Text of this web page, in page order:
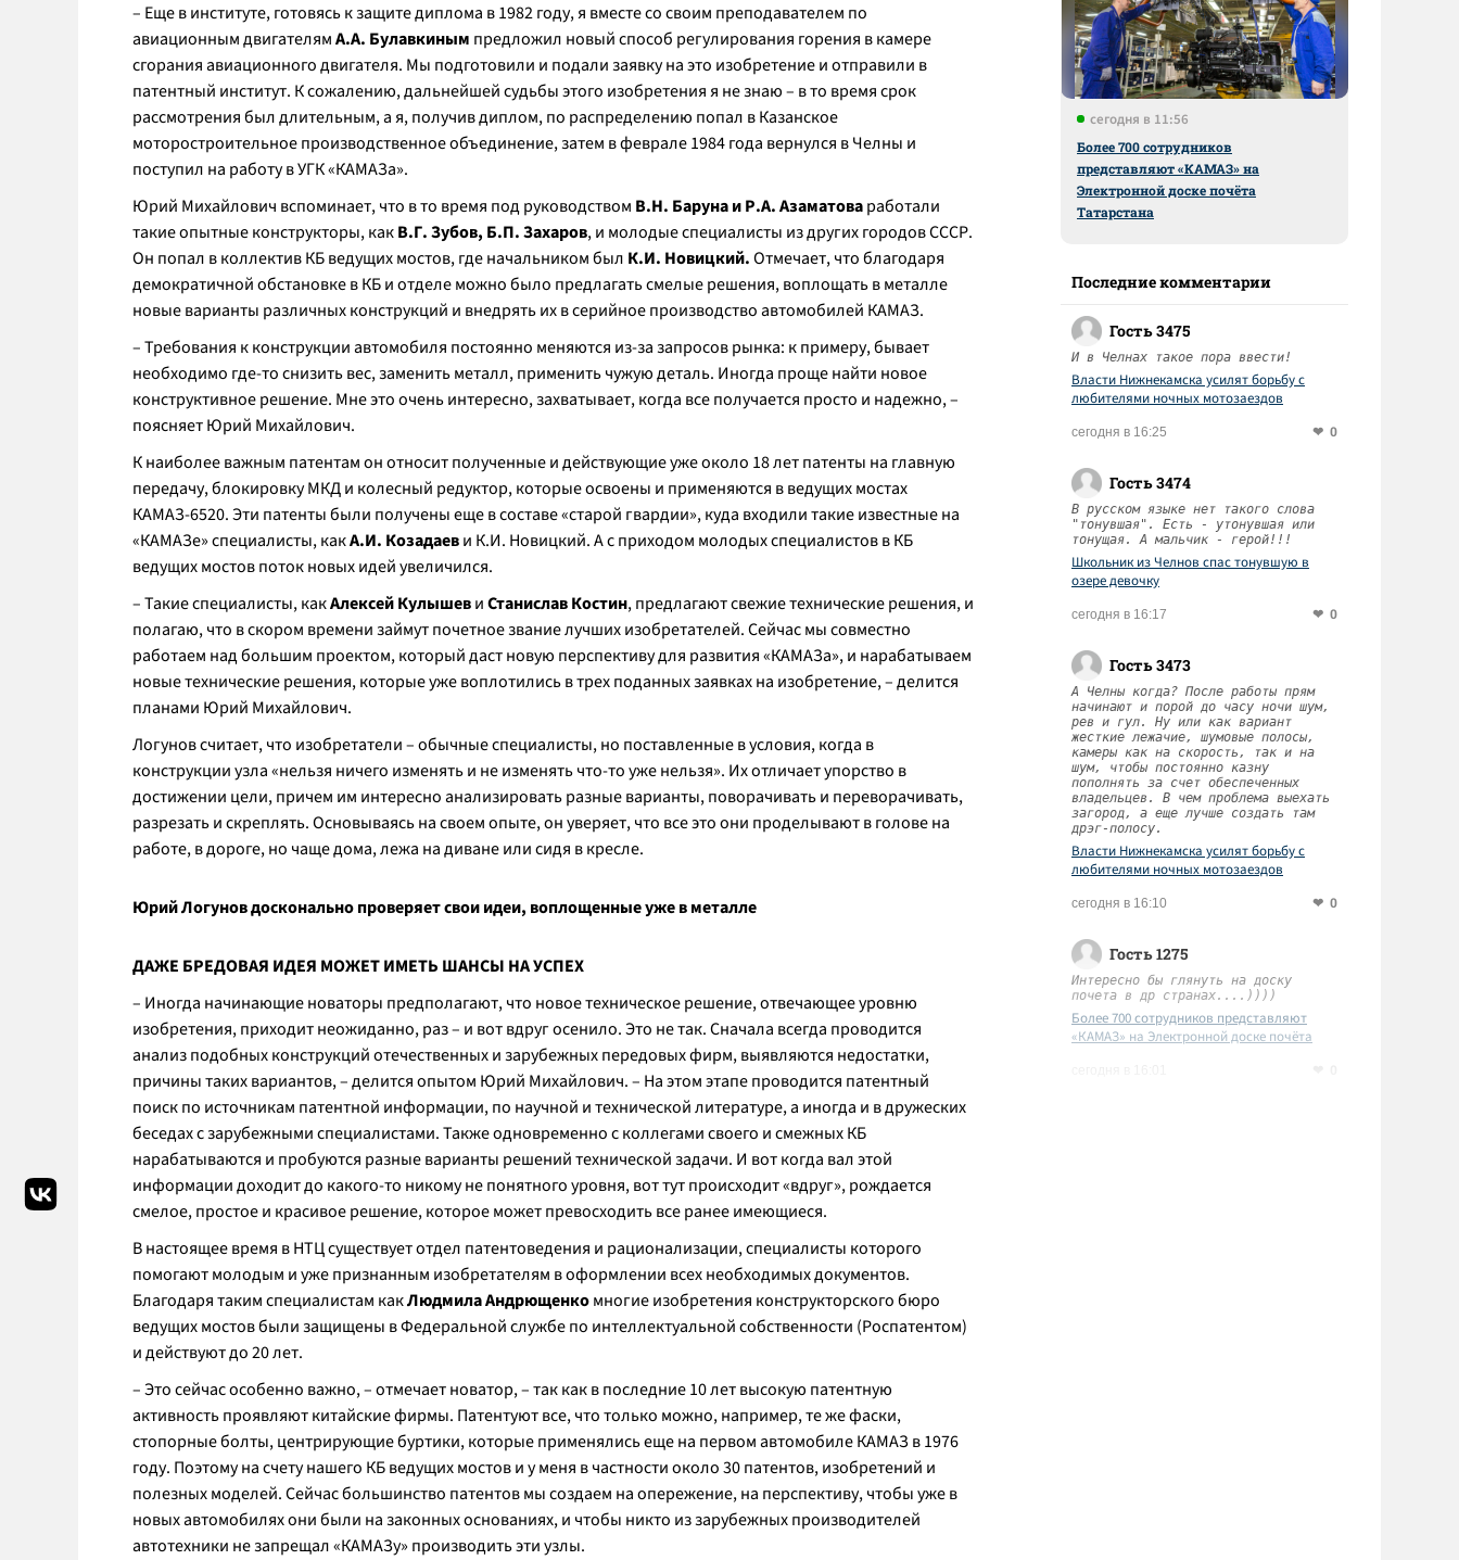
– Еще в институте, готовясь к защите диплома в 1982 году, я вместе со своим преподавателем по
авиационным двигателямА.А. Булавкиным предложил новый способ регулирования горения в камере
сгорания авиационного двигателя. Мы подготовили и подали заявку на это изобретение и отправили в
патентный институт. К сожалению, дальнейшей судьбы этого изобретения я не знаю – в то время срок
рассмотрения был длительным, а я, получив диплом, по распределению попал в Казанское
моторостроительное производственное объединение, затем в феврале 1984 года вернулся в Челны и
поступил на работу в УГК «КАМАЗа».
Юрий Михайлович вспоминает, что в то время под руководством В.Н. Баруна и Р.А. Азаматоваработали
такие опытные конструкторы, какВ.Г. Зубов, Б.П. Захаров, и молодые специалисты из других городов СССР.
Он попал в коллектив КБ ведущих мостов, где начальником был К.И. Новицкий.Отмечает, что благодаря
демократичной обстановке в КБ и отделе можно было предлагать смелые решения, воплощать в металле
новые варианты различных конструкций и внедрять их в серийное производство автомобилей КАМАЗ.
– Требования к конструкции автомобиля постоянно меняются из-за запросов рынка: к примеру, бывает
необходимо где-то снизить вес, заменить металл, применить чужую деталь. Иногда проще найти новое
конструктивное решение. Мне это очень интересно, захватывает, когда все получается просто и надежно, –
поясняет Юрий Михайлович.
К наиболее важным патентам он относит полученные и действующие уже около 18 лет патенты на главную
передачу, блокировку МКД и колесный редуктор, которые освоены и применяются в ведущих мостах
КАМАЗ-6520. Эти патенты были получены еще в составе «старой гвардии», куда входили такие известные на
«КАМАЗе» специалисты, какА.И. Козадаеви К.И. Новицкий. А с приходом молодых специалистов в КБ
ведущих мостов поток новых идей увеличился.
– Такие специалисты, какАлексей КулышевиСтанислав Костин, предлагают свежие технические решения, и
полагаю, что в скором времени займут почетное звание лучших изобретателей. Сейчас мы совместно
работаем над большим проектом, который даст новую перспективу для развития «КАМАЗа», и нарабатываем
новые технические решения, которые уже воплотились в трех поданных заявках на изобретение, – делится
планами Юрий Михайлович.
Логунов считает, что изобретатели – обычные специалисты, но поставленные в условия, когда в
конструкции узла «нельзя ничего изменять и не изменять что-то уже нельзя». Их отличает упорство в
достижении цели, причем им интересно анализировать разные варианты, поворачивать и переворачивать,
разрезать и скреплять. Основываясь на своем опыте, он уверяет, что все это они проделывают в голове на
работе, в дороге, но чаще дома, лежа на диване или сидя в кресле.
Юрий Логунов досконально проверяет свои идеи, воплощенные уже в металле
ДАЖЕ БРЕДОВАЯ ИДЕЯ МОЖЕТ ИМЕТЬ ШАНСЫ НА УСПЕХ
– Иногда начинающие новаторы предполагают, что новое техническое решение, отвечающее уровню
изобретения, приходит неожиданно, раз – и вот вдруг осенило. Это не так. Сначала всегда проводится
анализ подобных конструкций отечественных и зарубежных передовых фирм, выявляются недостатки,
причины таких вариантов, – делится опытом Юрий Михайлович. – На этом этапе проводится патентный
поиск по источникам патентной информации, по научной и технической литературе, а иногда и в дружеских
беседах с зарубежными специалистами. Также одновременно с коллегами своего и смежных КБ
нарабатываются и пробуются разные варианты решений технической задачи. И вот когда вал этой
информации доходит до какого-то никому не понятного уровня, вот тут происходит «вдруг», рождается
смелое, простое и красивое решение, которое может превосходить все ранее имеющиеся.
В настоящее время в НТЦ существует отдел патентоведения и рационализации, специалисты которого
помогают молодым и уже признанным изобретателям в оформлении всех необходимых документов.
Благодаря таким специалистам какЛюдмила Андрющенкомногие изобретения конструкторского бюро
ведущих мостов были защищены в Федеральной службе по интеллектуальной собственности (Роспатентом)
и действуют до 20 лет.
– Это сейчас особенно важно, – отмечает новатор, – так как в последние 10 лет высокую патентную
активность проявляют китайские фирмы. Патентуют все, что только можно, например, те же фаски,
стопорные болты, центрирующие буртики, которые применялись еще на первом автомобиле КАМАЗ в 1976
году. Поэтому на счету нашего КБ ведущих мостов и у меня в частности около 30 патентов, изобретений и
полезных моделей. Сейчас большинство патентов мы создаем на опережение, на перспективу, чтобы уже в
новых автомобилях они были на законных основаниях, и чтобы никто из зарубежных производителей
автотехники не запрещал «КАМАЗу» производить эти узлы.
сегодня в 11:56
Более 700 сотрудников
представляют «КАМАЗ» на
Электронной доске почёта
Татарстана
Последние комментарии
Гость 3475
И в Челнах такое пора ввести!
Власти Нижнекамска усилят борьбу с
любителями ночных мотозаездов
сегодня в 16:25 0
Гость 3474
В русском языке нет такого слова
"тонувшая". Есть - утонувшая или
тонущая. А мальчик - герой!!!
Школьник из Челнов спас тонувшую в
озере девочку
сегодня в 16:17 0
Гость 3473
А Челны когда? После работы прям
начинают и порой до часу ночи шум,
рев и гул. Ну или как вариант
жесткие лежачие, шумовые полосы,
камеры как на скорость, так и на
шум, чтобы постоянно казну
пополнять за счет обеспеченных
владельцев. В чем проблема выехать
загород, а еще лучше создать там
дрэг-полосу.
Власти Нижнекамска усилят борьбу с
любителями ночных мотозаездов
сегодня в 16:10 0
Гость 1275
Интересно бы глянуть на доску
почета в др странах....))))
Более 700 сотрудников представляют
«КАМАЗ» на Электронной доске почёта